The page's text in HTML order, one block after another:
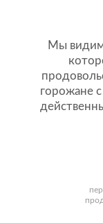
Мы видим
горожане